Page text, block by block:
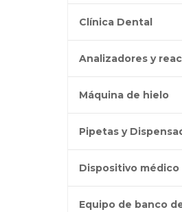
Clínica Dental
Analizadores y
Máquina de hielo
Pipetas y
Dispositivo médico
Equipo de banco